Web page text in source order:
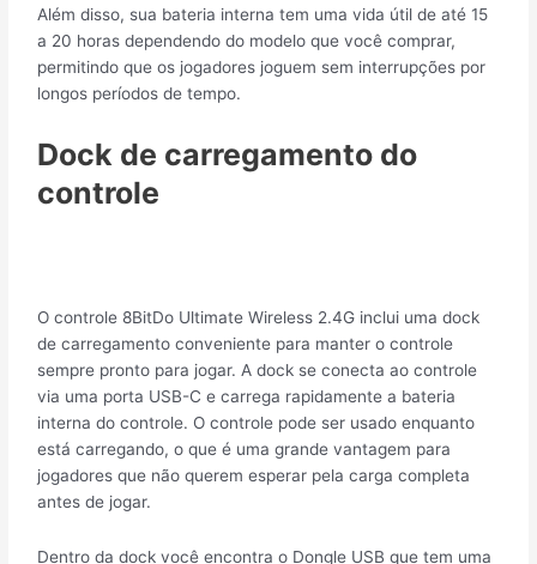
Além disso, sua bateria interna tem uma vida útil de até 15
a 20 horas dependendo do modelo que você comprar,
permitindo que os jogadores joguem sem interrupções por
longos períodos de tempo.
Dock de carregamento do
controle
O controle 8BitDo Ultimate Wireless 2.4G inclui uma dock
de carregamento conveniente para manter o controle
sempre pronto para jogar. A dock se conecta ao controle
via uma porta USB-C e carrega rapidamente a bateria
interna do controle. O controle pode ser usado enquanto
está carregando, o que é uma grande vantagem para
jogadores que não querem esperar pela carga completa
antes de jogar.
Dentro da dock você encontra o Dongle USB que tem uma